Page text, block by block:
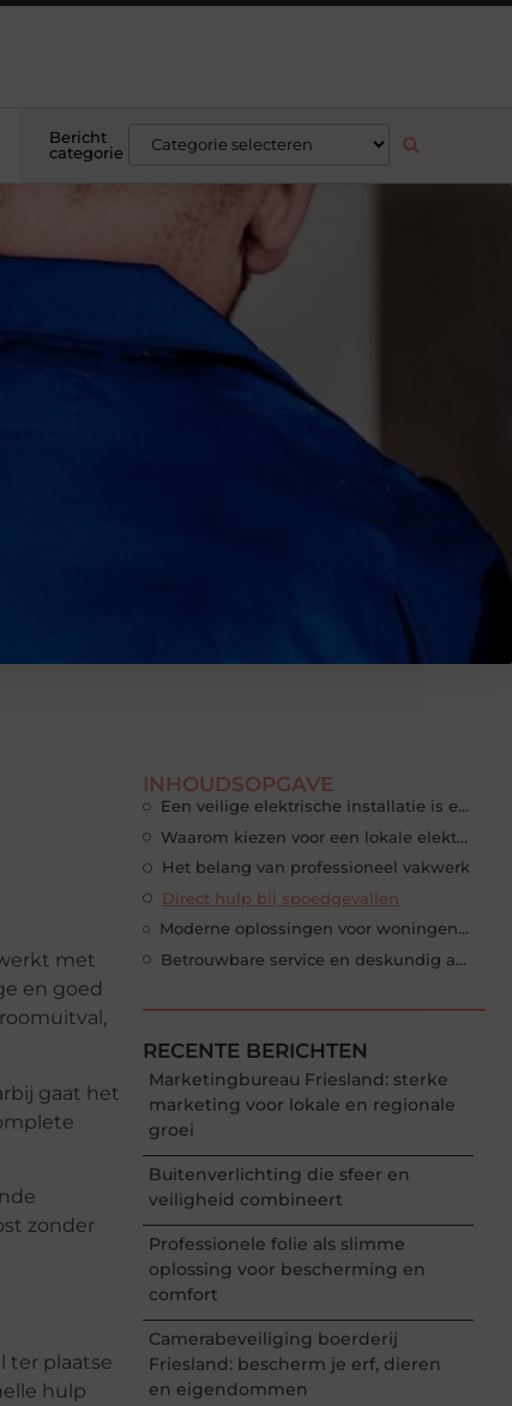
Bericht
categorie
met
en goed
gaat het
zonder
ter plaatse
hulp
INHOUDSOPGAVE
Een veilige elektrische installatie is essentieel
Waarom kiezen voor een lokale elektricien
Het belang van professioneel vakwerk
Direct hulp bij spoedgevallen
Moderne oplossingen voor woningen en bedrijven
Betrouwbare service en deskundig advies
RECENTE BERICHTEN
Marketingbureau Friesland: sterke
marketing voor lokale en regionale
groei
Buitenverlichting die sfeer en
veiligheid combineert
Professionele folie als slimme
oplossing voor bescherming en
comfort
Camerabeveiliging boerderij
Friesland: bescherm je erf, dieren
en eigendommen